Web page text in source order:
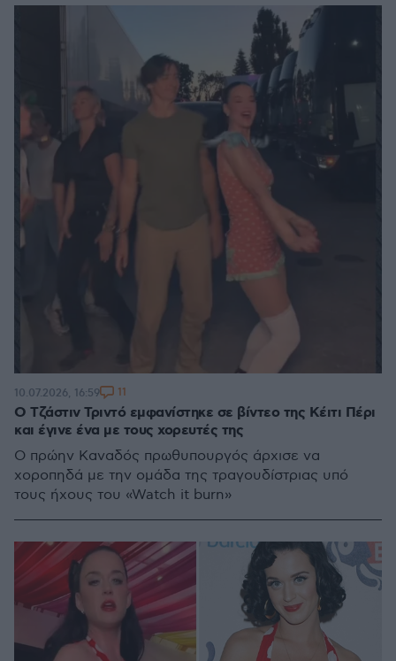
Ο Τζάστιν Τριντό εμφανίστηκε σε βίντεο της Κέιτι Πέρι
και έγινε ένα με τους χορευτές της
Ο πρώην Καναδός πρωθυπουργός άρχισε να
χοροπηδά με την ομάδα της τραγουδίστριας υπό
τους ήχους του «Watch it burn»
10.07.2026, 16:59 11